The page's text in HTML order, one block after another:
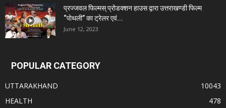
प्रज्जवल फिल्मस् प्रोडक्शन हाउस द्वारा उत्तराखण्डी फिल्म
“पोथली” का ट्रेलर एवं...
June 12, 2023
POPULAR CATEGORY
UTTARAKHAND
10043
HEALTH
478